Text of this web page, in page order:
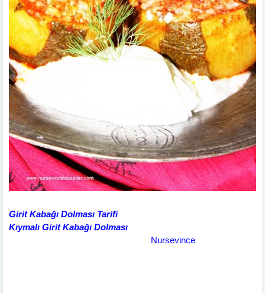
Girit Kabağı Dolması Tarifi
Kıymalı Girit Kabağı Dolması
Nursevince